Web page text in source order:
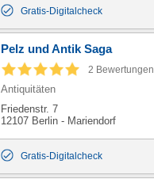
Gratis-Digitalcheck
Pelz und Antik Saga
2 Bewertungen
Antiquitäten
Friedenstr. 7
12107 Berlin - Mariendorf
Gratis-Digitalcheck